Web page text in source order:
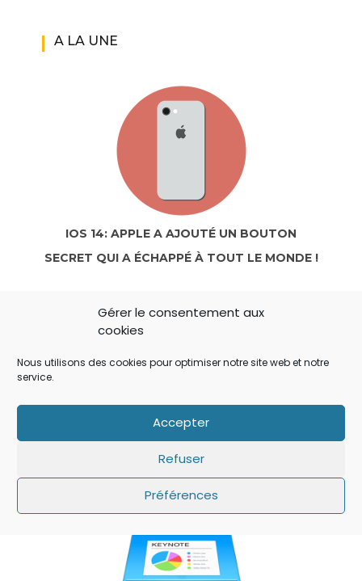
Gérer le consentement aux
cookies
Nous utilisons des cookies pour optimiser notre site web et notre
service.
Accepter
Refuser
Préférences
A LA UNE
IOS 14: APPLE A AJOUTÉ UN BOUTON
SECRET QUI A ÉCHAPPÉ À TOUT LE MONDE !
IOS: QUE FAIRE SI LE MINUTEUR NE S’AFFICHE
PAS SUR L’ÉCRAN DE VERROUILLAGE ?